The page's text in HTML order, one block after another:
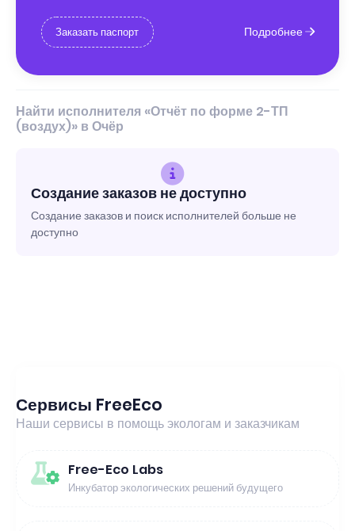
Заказать паспорт Подробнее
Найти исполнителя «Отчёт по форме 2-ТП
(воздух)» в Очёр
Создание заказов не доступно
Создание заказов и поиск исполнителей больше не
доступно
Сервисы FreeEco
Наши сервисы в помощь экологам и заказчикам
Free-Eco Labs
Инкубатор экологических решений будущего